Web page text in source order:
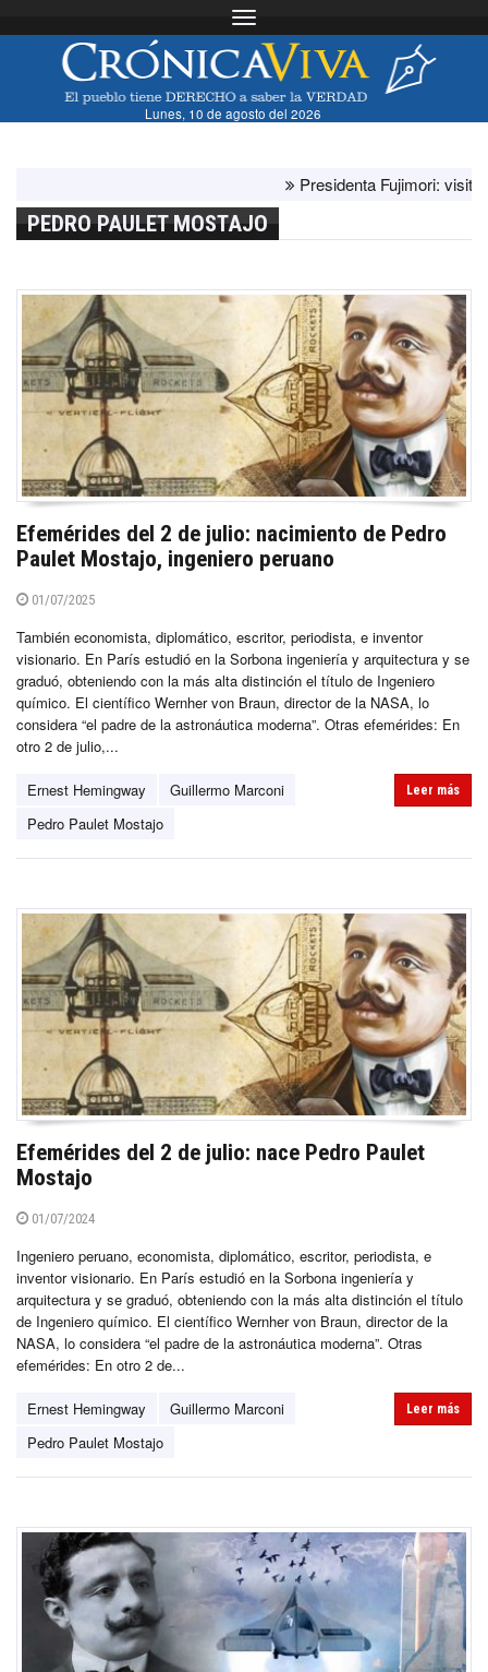
Toggle navigation
Lunes, 10 de agosto del 2026
Presidenta Fujimori: visita
PEDRO PAULET MOSTAJO
Efemérides del 2 de julio: nacimiento de Pedro
Paulet Mostajo, ingeniero peruano
01/07/2025
También economista, diplomático, escritor, periodista, e inventor
visionario. En París estudió en la Sorbona ingeniería y arquitectura y se
graduó, obteniendo con la más alta distinción el título de Ingeniero
químico. El científico Wernher von Braun, director de la NASA, lo
considera “el padre de la astronáutica moderna”. Otras efemérides: En
otro 2 de julio,...
Ernest Hemingway
Guillermo Marconi
Pedro Paulet Mostajo
Leer más
Efemérides del 2 de julio: nace Pedro Paulet
Mostajo
01/07/2024
Ingeniero peruano, economista, diplomático, escritor, periodista, e
inventor visionario. En París estudió en la Sorbona ingeniería y
arquitectura y se graduó, obteniendo con la más alta distinción el título
de Ingeniero químico. El científico Wernher von Braun, director de la
NASA, lo considera “el padre de la astronáutica moderna”. Otras
efemérides: En otro 2 de...
Ernest Hemingway
Guillermo Marconi
Pedro Paulet Mostajo
Leer más